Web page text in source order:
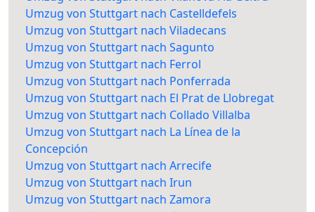
Umzug von Stuttgart nach Castelldefels
Umzug von Stuttgart nach Viladecans
Umzug von Stuttgart nach Sagunto
Umzug von Stuttgart nach Ferrol
Umzug von Stuttgart nach Ponferrada
Umzug von Stuttgart nach El Prat de Llobregat
Umzug von Stuttgart nach Collado Villalba
Umzug von Stuttgart nach La Línea de la
Concepción
Umzug von Stuttgart nach Arrecife
Umzug von Stuttgart nach Irun
Umzug von Stuttgart nach Zamora